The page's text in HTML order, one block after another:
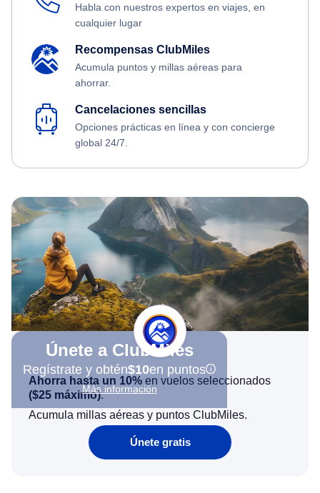
Habla con nuestros expertos en viajes, en
cualquier lugar
Recompensas ClubMiles
Acumula puntos y millas aéreas para
ahorrar.
Cancelaciones sencillas
Opciones prácticas en línea y con concierge
global 24/7.
Únete a ClubMiles
Regístrate y obtén$10en puntos
Más información
Ahorra hasta un 10% en vuelos seleccionados
($25 máximo).
Acumula millas aéreas y puntos ClubMiles.
Únete gratis